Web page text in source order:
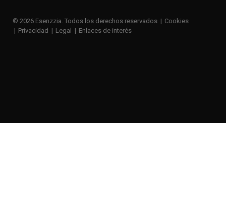
© 2026 Esenzzia. Todos los derechos reservados
Cookies
Privacidad
Legal Enlaces de interés